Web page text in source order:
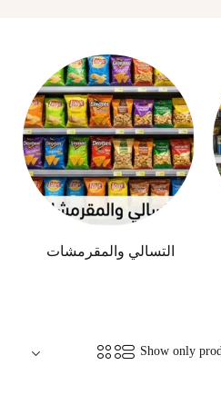
التسالي والمقرمشات
Show only